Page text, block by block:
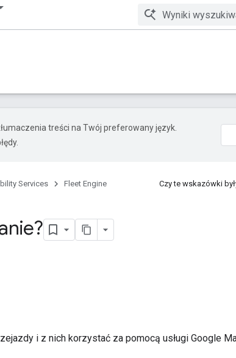
treści na Twój preferowany język.
Services
Fleet Engine
Czy te wskazówki
i z nich korzystać za pomocą usługi Google